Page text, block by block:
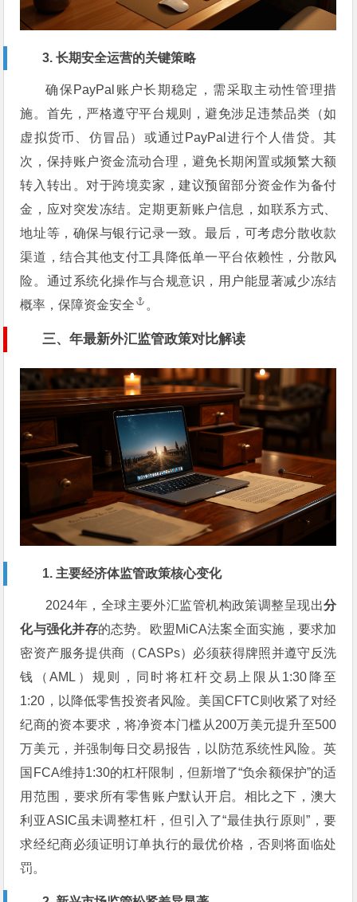
3. 长期安全运营的关键策略
确保PayPal账户长期稳定，需采取主动性管理措
施。首先，严格遵守平台规则，避免涉足违禁品类（如
虚拟货币、仿冒品）或通过PayPal进行个人借贷。其
次，保持账户资金流动合理，避免长期闲置或频繁大额
转入转出。对于跨境卖家，建议预留部分资金作为备付
金，应对突发冻结。定期更新账户信息，如联系方式、
地址等，确保与银行记录一致。最后，可考虑分散收款
渠道，结合其他支付工具降低单一平台依赖性，分散风
险。通过系统化操作与合规意识，用户能显著减少冻结
概率，保障资金安全 。
三、年最新外汇监管政策对比解读
1. 主要经济体监管政策核心变化
2024年，全球主要外汇监管机构政策调整呈现出分
化与强化并存的态势。欧盟MiCA法案全面实施，要求加
密资产服务提供商（CASPs）必须获得牌照并遵守反洗
钱（AML）规则，同时将杠杆交易上限从1:30降至
1:20，以降低零售投资者风险。美国CFTC则收紧了对经
纪商的资本要求，将净资本门槛从200万美元提升至500
万美元，并强制每日交易报告，以防范系统性风险。英
国FCA维持1:30的杠杆限制，但新增了“负余额保护”的适
用范围，要求所有零售账户默认开启。相比之下，澳大
利亚ASIC虽未调整杠杆，但引入了“最佳执行原则”，要
求经纪商必须证明订单执行的最优价格，否则将面临处
罚。